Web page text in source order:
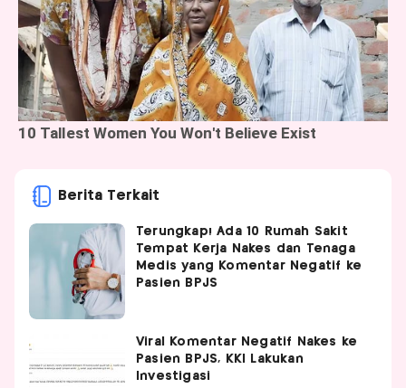
Berita Terkait
Terungkap! Ada 10 Rumah Sakit
Tempat Kerja Nakes dan Tenaga
Medis yang Komentar Negatif ke
Pasien BPJS
Viral Komentar Negatif Nakes ke
Pasien BPJS, KKI Lakukan
Investigasi